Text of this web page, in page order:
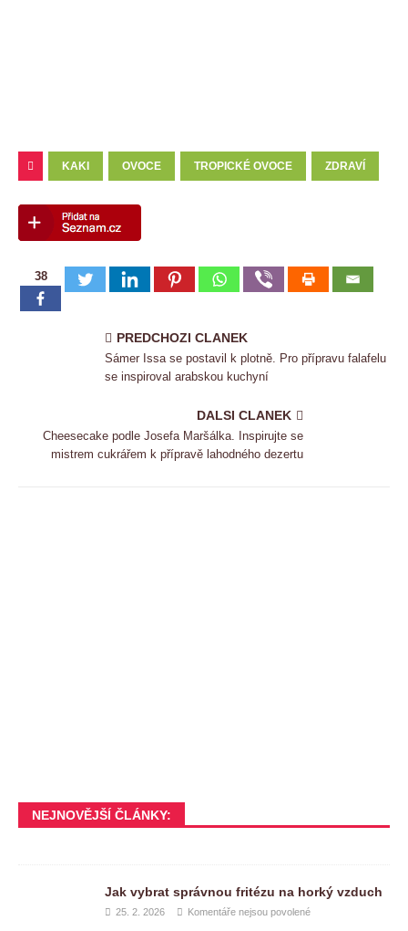
KAKI OVOCE TROPICKÉ OVOCE ZDRAVÍ
38
PREDCHOZI CLANEK
Sámer Issa se postavil k plotně. Pro přípravu falafelu
se inspiroval arabskou kuchyní
DALSI CLANEK
Cheesecake podle Josefa Maršálka. Inspirujte se
mistrem cukrářem k přípravě lahodného dezertu
NEJNOVĚJŠÍ ČLÁNKY:
Jak vybrat správnou fritézu na horký vzduch
25. 2. 2026 Komentáře nejsou povolené